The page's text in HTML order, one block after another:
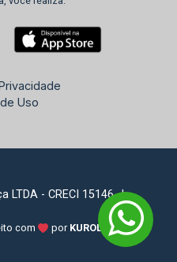
Uso
LTDA - CRECI 15146-J
com por KUROLE